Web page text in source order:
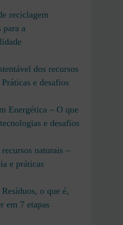
reciclagem
para a
dos recursos
e desafios
Energética – O que
e desafios
recursos naturais –
e práticas
o que é,
em 7 etapas